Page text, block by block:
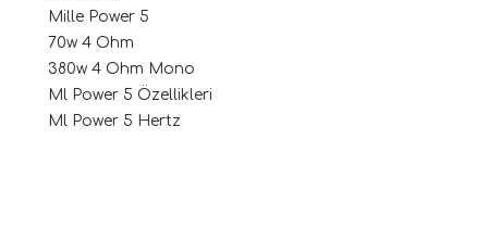
Mille Power 5
70w 4 Ohm
380w 4 Ohm Mono
Ml Power 5 Özellikleri
Ml Power 5 Hertz